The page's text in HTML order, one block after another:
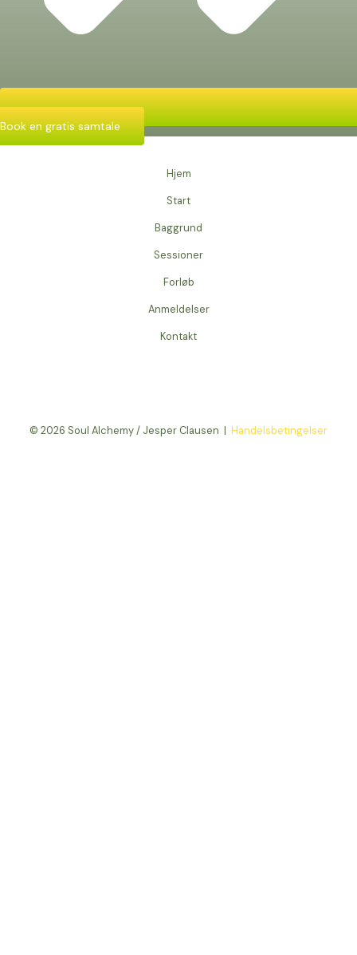
Book en gratis samtale
Hjem
Start
Baggrund
Sessioner
Forløb
Anmeldelser
Kontakt
© 2026 Soul Alchemy / Jesper Clausen | Handelsbetingelser